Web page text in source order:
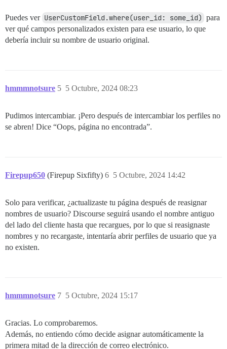
Puedes ver UserCustomField.where(user_id: some_id) para
ver qué campos personalizados existen para ese usuario, lo que
debería incluir su nombre de usuario original.
hmmmnotsure 5 Octubre, 2024 08:23
5
Pudimos intercambiar. ¡Pero después de intercambiar los perfiles no
se abren! Dice “Oops, página no encontrada”.
Firepup650 (Firepup Sixfifty) 5 Octubre, 2024 14:42
6
Solo para verificar, ¿actualizaste tu página después de reasignar
nombres de usuario? Discourse seguirá usando el nombre antiguo
del lado del cliente hasta que recargues, por lo que si reasignaste
nombres y no recargaste, intentaría abrir perfiles de usuario que ya
no existen.
hmmmnotsure 5 Octubre, 2024 15:17
7
Gracias. Lo comprobaremos.
Además, no entiendo cómo decide asignar automáticamente la
primera mitad de la dirección de correo electrónico.